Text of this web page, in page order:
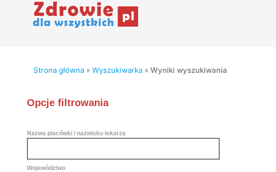
Strona główna »Wyszukiwarka »Wyniki wyszukiwania
Opcje filtrowania
Nazwa placówki / nazwisko lekarza
Województwo